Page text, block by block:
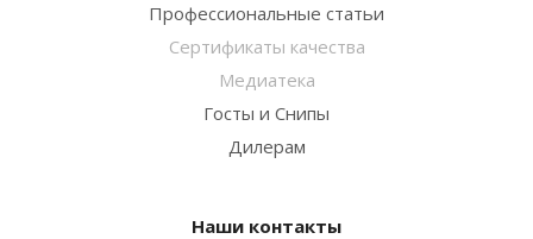
Профессиональные статьи
Сертификаты качества
Медиатека
Госты и Снипы
Дилерам
Наши контакты